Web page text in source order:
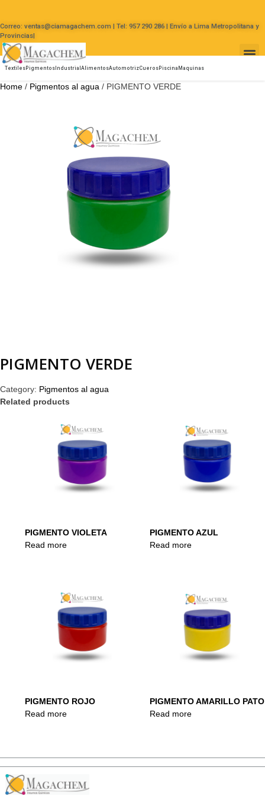
Correo: ventas@ciamagachem.com | Tel: 957 290 286 | Envío a Lima Metropolitana y
Provincias|
Textiles Pigmentos Industrial AlimentosAutomotrizCueros Piscina Maquinas
Home / Pigmentos al agua / PIGMENTO VERDE
PIGMENTO VERDE
Category: Pigmentos al agua
Related products
PIGMENTO VIOLETA
Read more
PIGMENTO AZUL
Read more
PIGMENTO ROJO
Read more
PIGMENTO AMARILLO PATO
Read more